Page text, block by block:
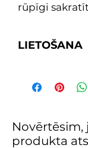
rūpīgi
LIETOŠANA
lakas
noņemšanai.
pigmentiem
Infinite Shine
3. Noslēdz ar
Novērtēsim,
produkta